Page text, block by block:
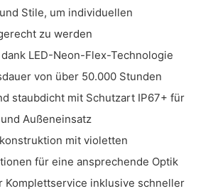
Stile, um individuellen
zu werden
LED-Neon-Flex-Technologie
von über 50.000 Stunden
staubdicht mit Schutzart IP67+ für
Außeneinsatz
mit violetten
für eine ansprechende Optik
Komplettservice inklusive schneller